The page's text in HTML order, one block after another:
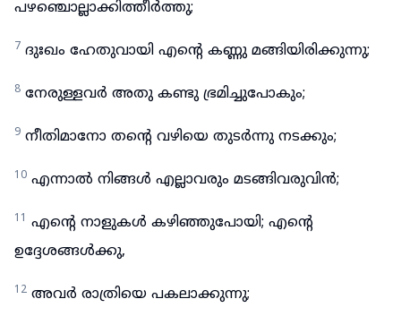
പഴഞ്ചൊല്ലാക്കിത്തീർത്തു;
7 ദുഃഖം ഹേതുവായി എന്റെ കണ്ണു മങ്ങിയിരിക്കുന്നു;
8 നേരുള്ളവർ അതു കണ്ടു ഭ്രമിച്ചുപോകും;
9 നീതിമാനോ തന്റെ വഴിയെ തുടർന്നു നടക്കും;
10 എന്നാൽ നിങ്ങൾ എല്ലാവരും മടങ്ങിവരുവിൻ;
11 എന്റെ നാളുകൾ കഴിഞ്ഞുപോയി; എന്റെ
ഉദ്ദേശങ്ങൾക്കു,
12 അവർ രാത്രിയെ പകലാക്കുന്നു;